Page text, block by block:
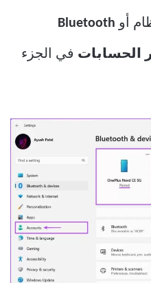
أو Bluetooth
الحسابات في الجزء